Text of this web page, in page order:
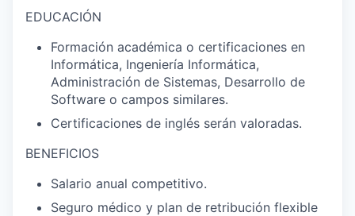
EDUCACIÓN
Formación académica o certificaciones en
Informática, Ingeniería Informática,
Administración de Sistemas, Desarrollo de
Software o campos similares.
Certificaciones de inglés serán valoradas.
BENEFICIOS
Salario anual competitivo.
Seguro médico y plan de retribución flexible